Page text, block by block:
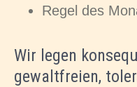
Regel des
Wir legen
gewaltfreien,